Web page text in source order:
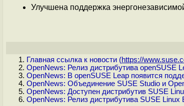
Улучшена поддержка
Главная ссылка к новости (https://
OpenNews: Релиз дистрибутива openSUSE
OpenNews: В openSUSE Leap появится
OpenNews: Объединение SUSE Studio и
OpenNews: Доступен дистрибутив SUSE
OpenNews: Релиз дистрибутива SUSE Linux